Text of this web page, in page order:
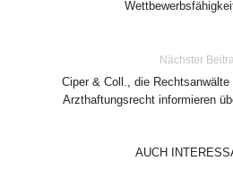
Nächster
Ciper & Coll., die
Arzthaftungsrecht informieren
AUCH